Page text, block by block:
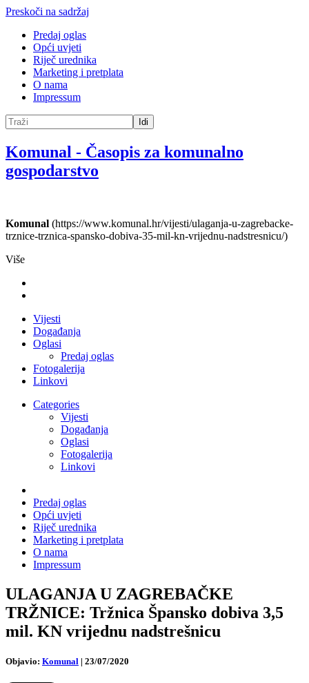
Preskoči na sadržaj
Predaj oglas
Opći uvjeti
Riječ urednika
Marketing i pretplata
O nama
Impressum
Idi
Komunal - Časopis za komunalno
gospodarstvo
Komunal (https://www.komunal.hr/vijesti/ulaganja-u-zagrebacke-
trznice-trznica-spansko-dobiva-35-mil-kn-vrijednu-nadstresnicu/)
Više
Vijesti
Događanja
Oglasi
Predaj oglas
Fotogalerija
Linkovi
Categories
Vijesti
Događanja
Oglasi
Fotogalerija
Linkovi
Predaj oglas
Opći uvjeti
Riječ urednika
Marketing i pretplata
O nama
Impressum
ULAGANJA U ZAGREBAČKE
TRŽNICE: Tržnica Špansko dobiva 3,5
mil. KN vrijednu nadstrešnicu
Objavio: Komunal | 23/07/2020